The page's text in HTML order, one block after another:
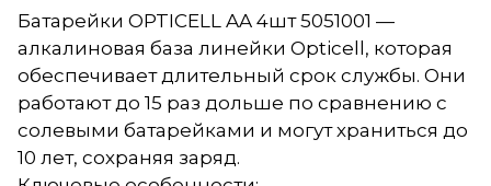
Батарейки OPTICELL AA 4шт 5051001 —
алкалиновая база линейки Opticell, которая
обеспечивает длительный срок службы. Они
работают до 15 раз дольше по сравнению с
солевыми батарейками и могут храниться до
10 лет, сохраняя заряд.